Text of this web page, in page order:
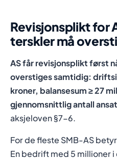
Revisjonsplikt for
terskler må
AS får revisjonsplikt først
overstiges samtidig:
kroner, balansesum ≥ 27
gjennomsnittlig antall
aksjeloven §7-6.
For de fleste SMB-AS
En bedrift med 5 millioner